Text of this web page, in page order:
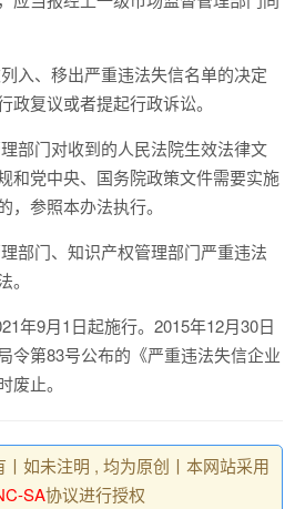
入、移出严重违法失信名单的决定
政复议或者提起行政诉讼。
部门对收到的人民法院生效法律文
和党中央、国务院政策文件需要实施
，参照本办法执行。
部门、知识产权管理部门严重违法
年9月1日起施行。2015年12月30日
令第83号公布的《严重违法失信企业
废止。
如未注明 , 均为原创丨本网站采用
SA协议进行授权